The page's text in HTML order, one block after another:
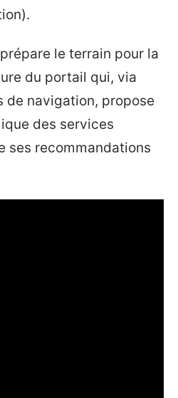
le terrain pour la
du portail qui, via
de navigation, propose
des services
ses recommandations